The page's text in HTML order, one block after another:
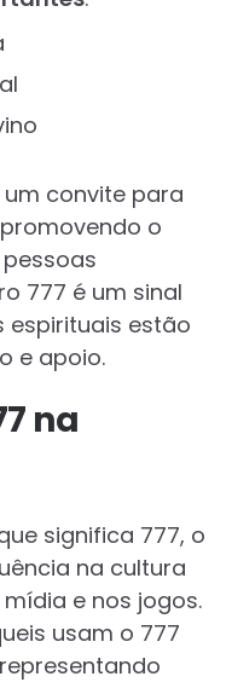
um convite para
o
777 é um sinal
espirituais estão
e apoio.
na
significa 777, o
na cultura
e nos jogos.
usam o 777